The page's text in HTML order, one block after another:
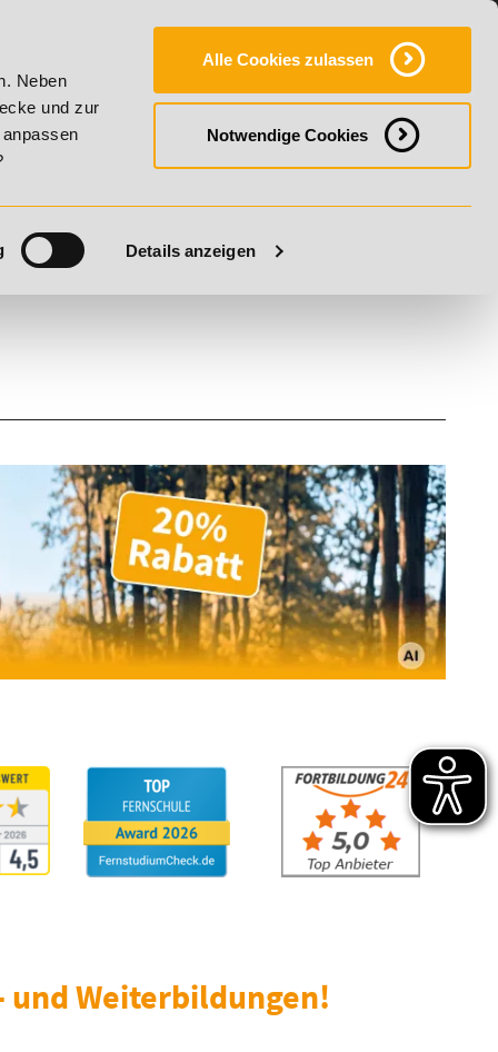
Neben
und zur
Details anzeigen
Alle Cookies zulassen
Notwendige Cookies
KONTAKT FAQ ONLINE-CAMPUS
2026 - Summer Vitality! 20% Rabatt bis 17. August
und Weiterbildungen!